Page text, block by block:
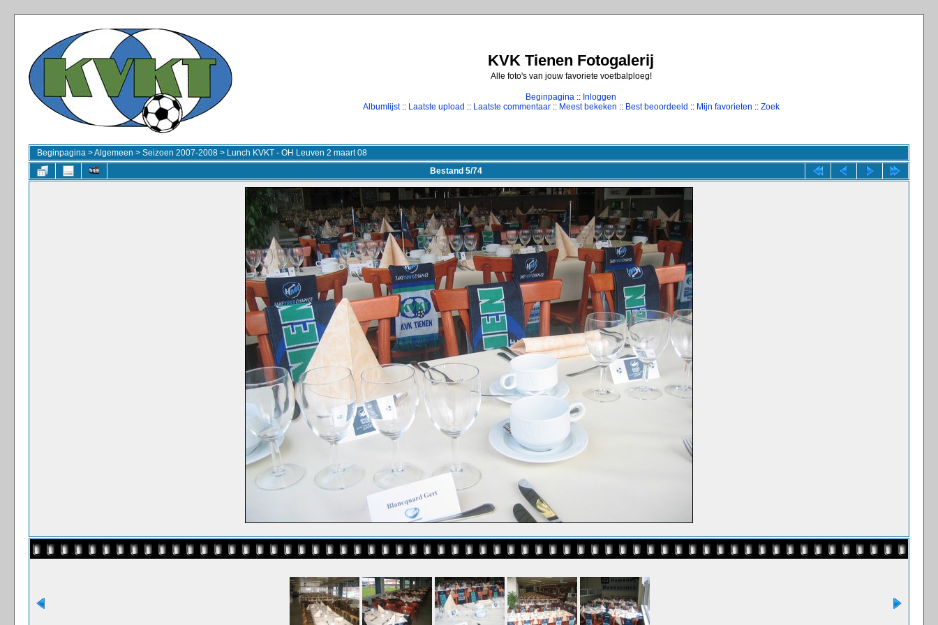
KVK Tienen Fotogalerij
Alle foto's van jouw favoriete voetbalploeg!
Beginpagina :: Inloggen
Albumlijst:: Laatste upload :: Laatste commentaar:: Meest bekeken :: Best beoordeeld :: Mijn favorieten :: Zoek
Beginpagina >Algemeen > Seizoen 2007-2008 > Lunch KVKT - OH Leuven 2 maart 08
Bestand 5/74